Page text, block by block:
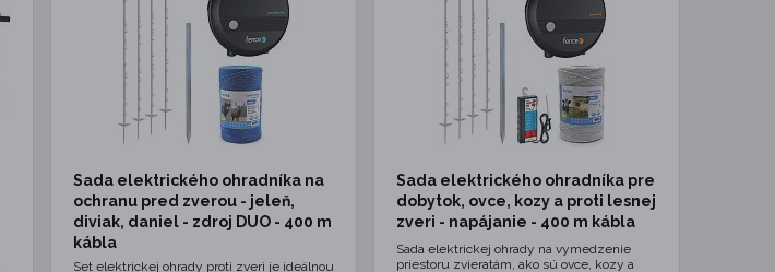
Sada elektrického ohradníka na
ochranu pred zverou - jeleň,
diviak, daniel - zdroj DUO - 400 m
kábla
Set elektrickej ohrady proti zveri je ideálnou
Sada elektrického ohradníka pre
dobytok, ovce, kozy a proti lesnej
zveri - napájanie - 400 m kábla
Sada elektrickej ohrady na vymedzenie
priestoru zvieratám, ako sú ovce, kozy a